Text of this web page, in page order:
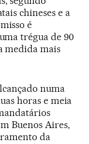
chineses e a
é
trégua de 90
medida mais
numa
horas e meia
Buenos Aires,
da